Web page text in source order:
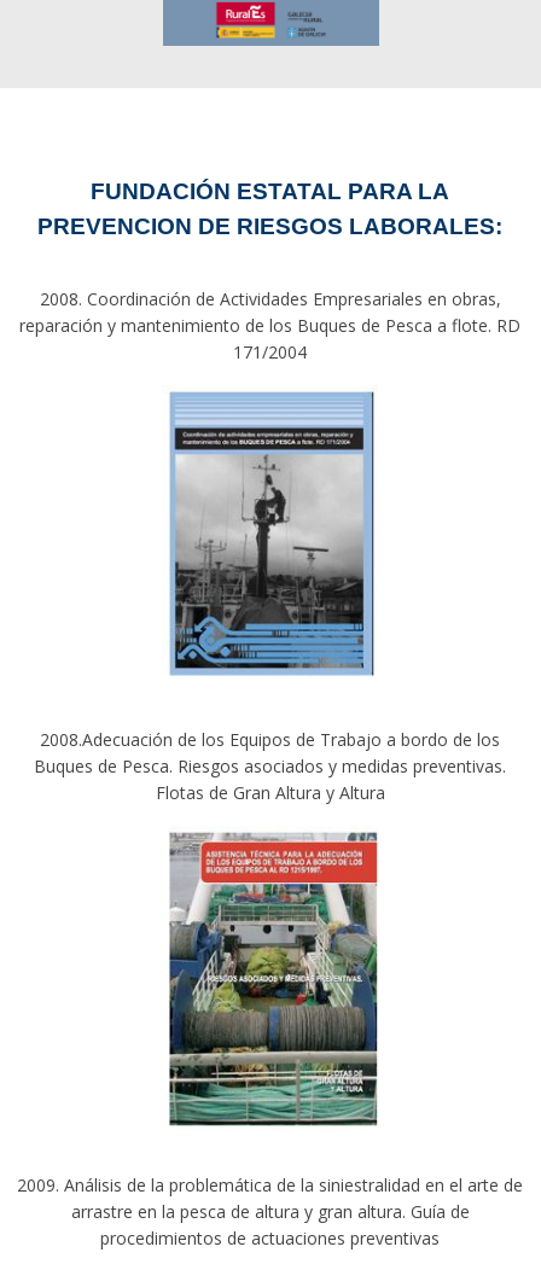
FUNDACIÓN ESTATAL PARA LA
PREVENCION DE RIESGOS LABORALES:
2008. Coordinación de Actividades Empresariales en obras,
reparación y mantenimiento de los Buques de Pesca a flote. RD
171/2004
2008.Adecuación de los Equipos de Trabajo a bordo de los
Buques de Pesca. Riesgos asociados y medidas preventivas.
Flotas de Gran Altura y Altura
2009. Análisis de la problemática de la siniestralidad en el arte de
arrastre en la pesca de altura y gran altura. Guía de
procedimientos de actuaciones preventivas